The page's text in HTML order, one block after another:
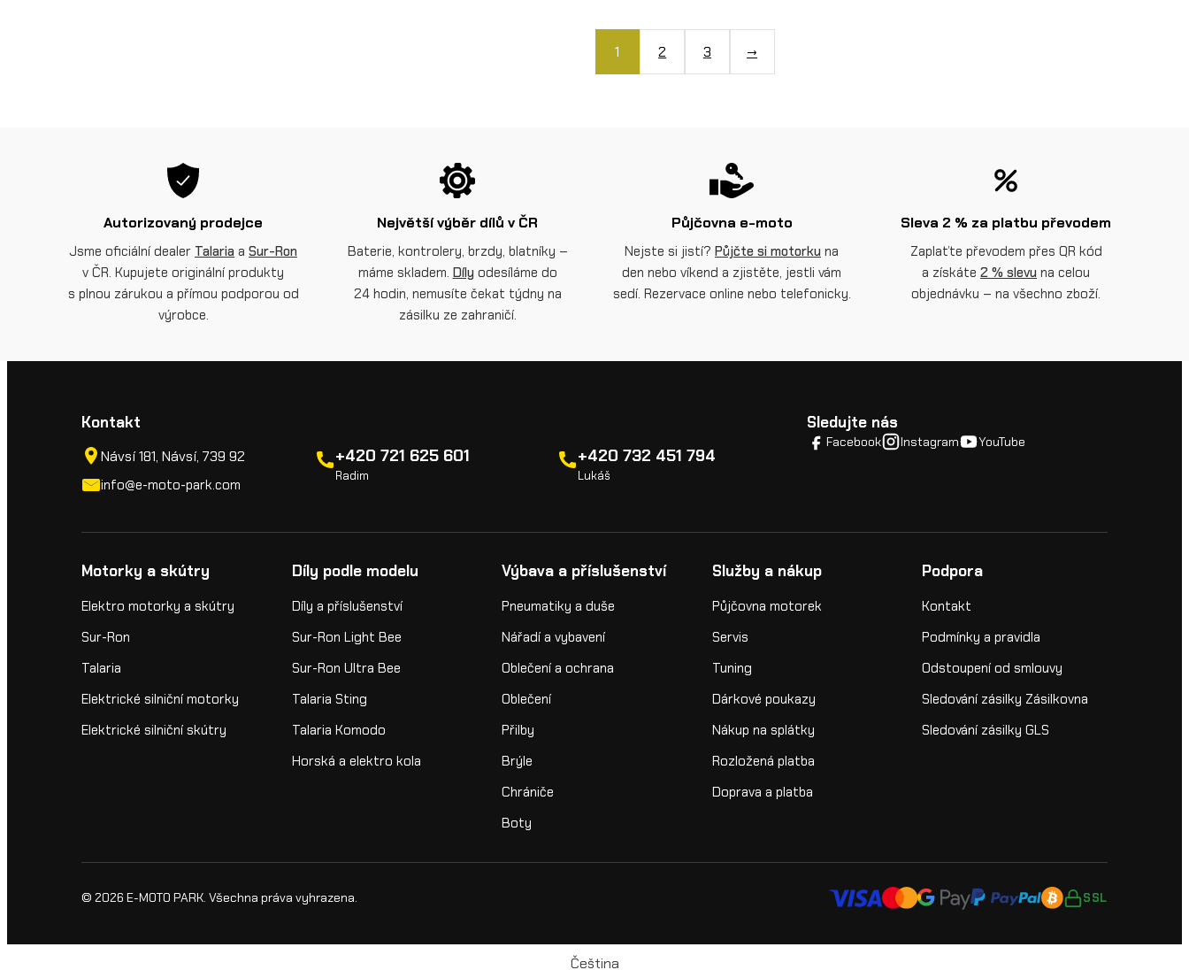
1 2 3 →
Autorizovaný prodejce
Jsme oficiální dealer Talaria a Sur-Ron
v ČR. Kupujete originální produkty
s plnou zárukou a přímou podporou od
výrobce.
Největší výběr dílů v ČR
Baterie, kontrolery, brzdy, blatníky –
máme skladem. Díly odesíláme do
24 hodin, nemusíte čekat týdny na
zásilku ze zahraničí.
Půjčovna e-moto
Nejste si jistí? Půjčte si motorku na
den nebo víkend a zjistěte, jestli vám
sedí. Rezervace online nebo telefonicky.
Sleva 2 % za platbu převodem
Zaplaťte převodem přes QR kód
a získáte 2 % slevu na celou
objednávku – na všechno zboží.
Kontakt
Návsí 181, Návsí, 739 92
info@e-moto-park.com
+420 721 625 601
Radim
+420 732 451 794
Lukáš
Sledujte nás
Facebook Instagram YouTube
Motorky a skútry
Elektro motorky a skútry
Sur-Ron
Talaria
Elektrické silniční motorky
Elektrické silniční skútry
Díly podle modelu
Díly a příslušenství
Sur-Ron Light Bee
Sur-Ron Ultra Bee
Talaria Sting
Talaria Komodo
Horská a elektro kola
Výbava a příslušenství
Pneumatiky a duše
Nářadí a vybavení
Oblečení a ochrana
Oblečení
Přilby
Brýle
Chrániče
Boty
Služby a nákup
Půjčovna motorek
Servis
Tuning
Dárkové poukazy
Nákup na splátky
Rozložená platba
Doprava a platba
Podpora
Kontakt
Podmínky a pravidla
Odstoupení od smlouvy
Sledování zásilky Zásilkovna
Sledování zásilky GLS
© 2026 E-MOTO PARK. Všechna práva vyhrazena. SSL
Čeština